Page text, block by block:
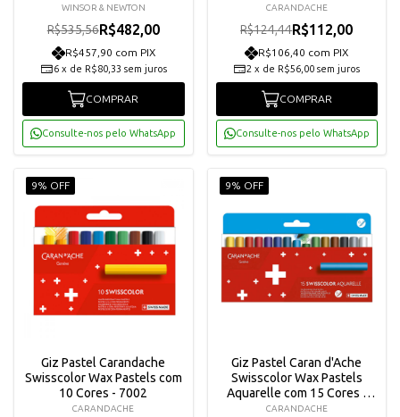
WINSOR & NEWTON
R$535,56R$482,00
R$457,90 com PIX
6 x de R$80,33 sem juros
COMPRAR
Consulte-nos pelo WhatsApp
CARANDACHE
R$124,44R$112,00
R$106,40 com PIX
2 x de R$56,00 sem juros
COMPRAR
Consulte-nos pelo WhatsApp
9% OFF
Giz Pastel Carandache
Swisscolor Wax Pastels com
10 Cores - 7002
CARANDACHE
9% OFF
Giz Pastel Caran d'Ache
Swisscolor Wax Pastels
Aquarelle com 15 Cores -
7502815
CARANDACHE